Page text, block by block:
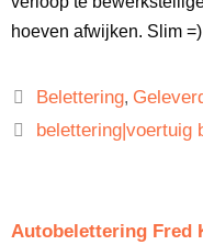
hoeven afwijken. Slim =)
Belettering,
belettering|voertuig
Autobelettering Fred